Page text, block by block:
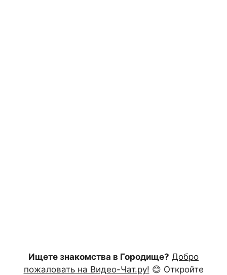
Ищете знакомства в Городище? Добро
пожаловать на Видео-Чат.ру! 😊 Откройте